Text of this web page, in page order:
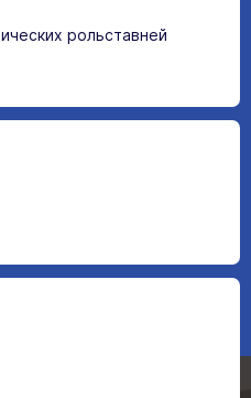
рольставней